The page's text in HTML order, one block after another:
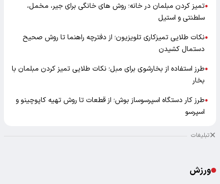
●تمیز کردن مبلمان در خانه؛ روش های خانگی برای جیر، مخمل،
سلطنتی و استیل
●نکات طلایی تمیزکاری تلویزیون؛ از دفترچه راهنما تا روش صحیح
دستمال کشیدن
●طرز استفاده از بخارشوی برای مبل؛ نکات طلایی تمیز کردن مبلمان با
بخار
●طرز کار دستگاه اسپرسوساز بوش؛ از قطعات تا روش تهیه کاپوچینو و
اسپرسو
تبلیغات
ورزش